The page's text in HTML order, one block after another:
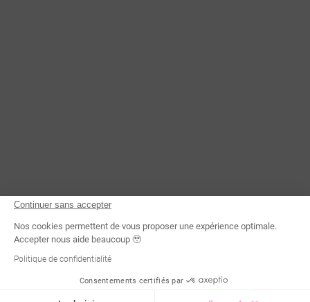
Continuer sans accepter
Nos cookies permettent de vous proposer une expérience optimale.
Accepter nous aide beaucoup 🥹
Politique de confidentialité
Consentements certifiés par